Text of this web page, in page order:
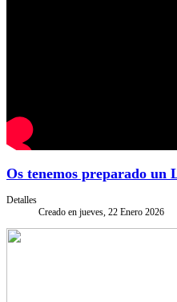
Os tenemos preparado un
Detalles
Creado en jueves, 22 Enero 2026